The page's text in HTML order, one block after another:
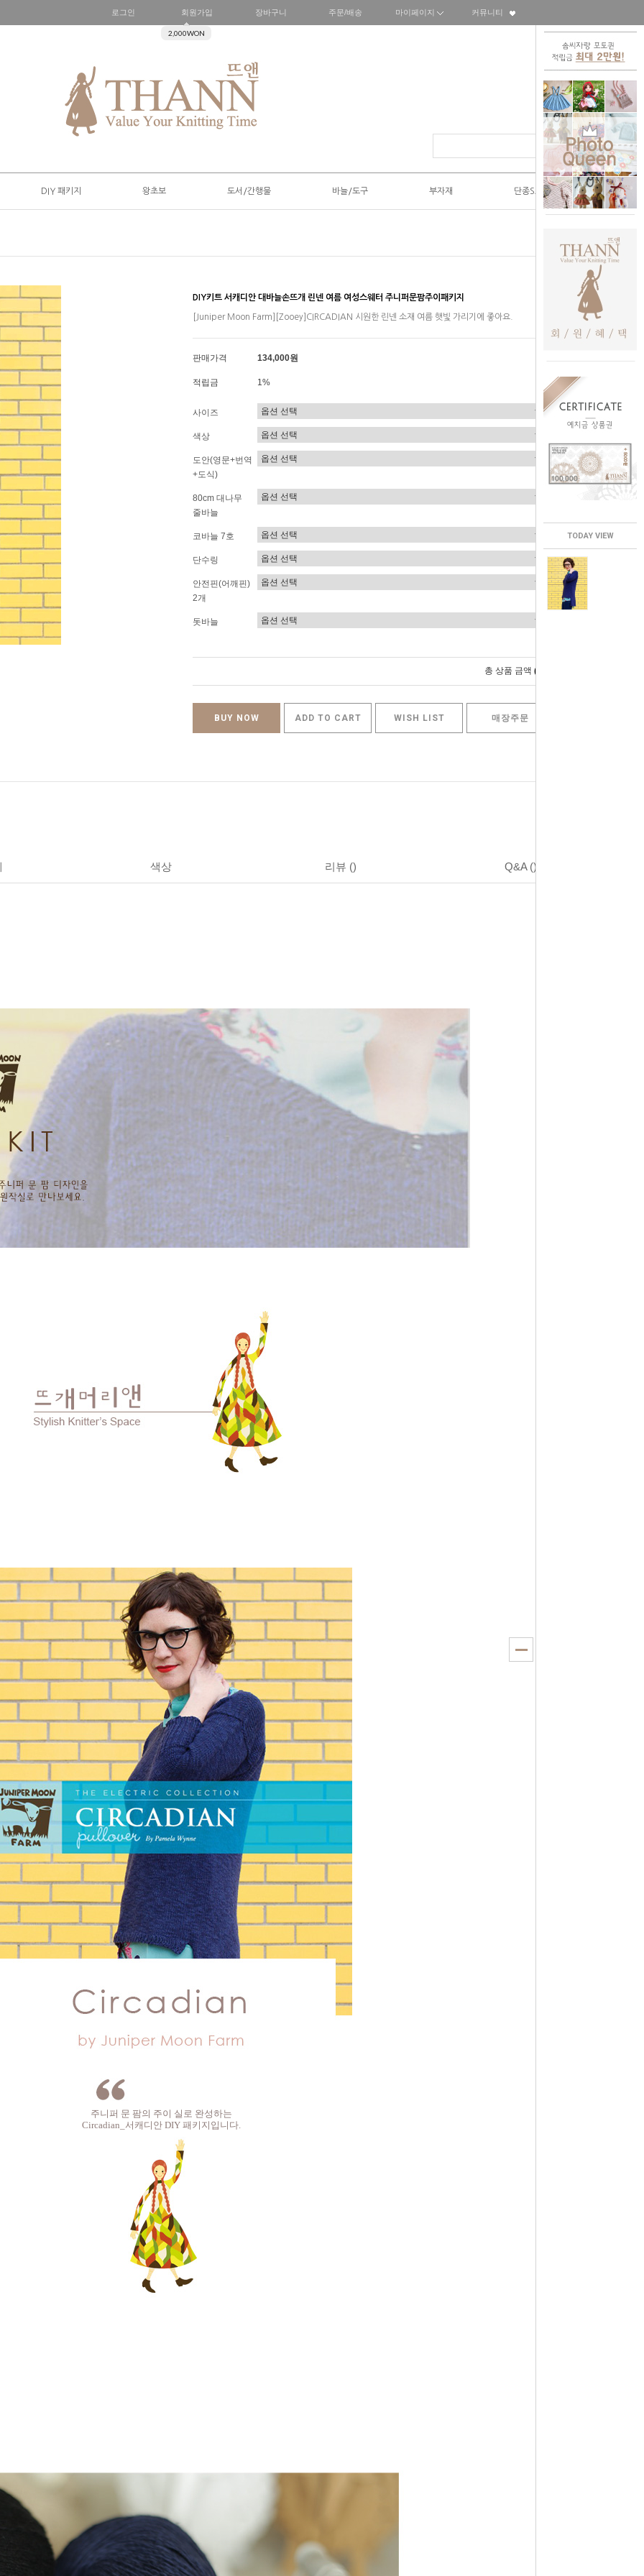
TODAY VIEW
로그인 회원가입
2,000WON
장바구니 주문/배송 마이페이지 커뮤니티
DIY 패키지 왕초보 도서/간행물 바늘/도구 부자재 단종SALE50%
DIY키트 서캐디안 대바늘손뜨개 린넨 여름 여성스웨터 주니퍼문팜주이패키지
[Juniper Moon Farm][Zooey]CIRCADIAN 시원한 린넨 소재 여름 햇빛 가리기에 좋아요.
판매가격 134,000원
적립금 1%
사이즈
색상
도안(영문+번역
+도식)
80cm 대나무
줄바늘
코바늘 7호
단수링
안전핀(어깨핀)
2개
돗바늘
총 상품 금액 0
BUY NOW ADD TO CART WISH LIST 매장주문
색상 리뷰 () Q&A ()
주니퍼 문 팜의 주이 실로 완성하는
Circadian_서캐디안 DIY 패키지입니다.